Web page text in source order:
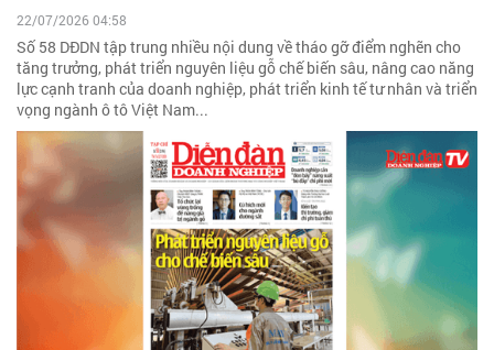
22/07/2026 04:58
Số 58 DĐDN tập trung nhiều nội dung về tháo gỡ điểm nghẽn cho
tăng trưởng, phát triển nguyên liệu gỗ chế biến sâu, nâng cao năng
lực cạnh tranh của doanh nghiệp, phát triển kinh tế tư nhân và triển
vọng ngành ô tô Việt Nam...